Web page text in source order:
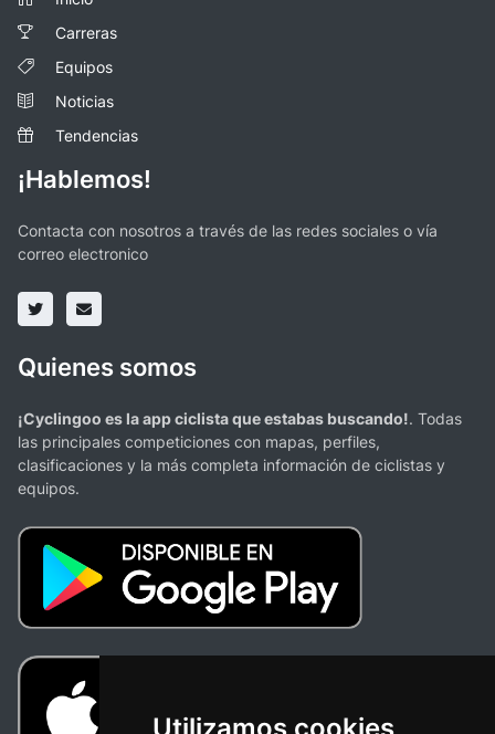
Carreras
Equipos
Noticias
Tendencias
¡Hablemos!
Contacta con nosotros a través de las redes sociales o vía
correo electronico
Quienes somos
¡Cyclingoo es la app ciclista que estabas buscando!. Todas
las principales competiciones con mapas, perfiles,
clasificaciones y la más completa información de ciclistas y
equipos.